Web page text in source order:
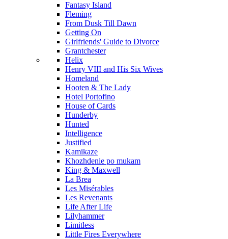
Fantasy Island
Fleming
From Dusk Till Dawn
Getting On
Girlfriends' Guide to Divorce
Grantchester
Helix
Henry VIII and His Six Wives
Homeland
Hooten & The Lady
Hotel Portofino
House of Cards
Hunderby
Hunted
Intelligence
Justified
Kamikaze
Khozhdenie po mukam
King & Maxwell
La Brea
Les Misérables
Les Revenants
Life After Life
Lilyhammer
Limitless
Little Fires Everywhere